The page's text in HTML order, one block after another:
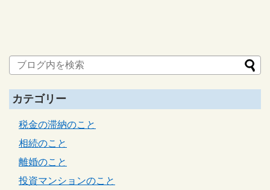
カテゴリー
税金の滞納のこと
相続のこと
離婚のこと
投資マンションのこと